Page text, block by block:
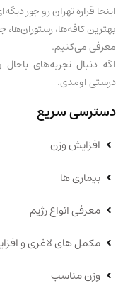
اینجا قراره تهران رو جور
بهترین کافه‌ها،
معرفی می‌کنیم.
اگه دنبال تجربه‌های
درستی اومدی.
دسترسی سریع
افزایش وزن
بیماری ها
معرفی انواع رژیم
مکمل های لاغری و
وزن مناسب